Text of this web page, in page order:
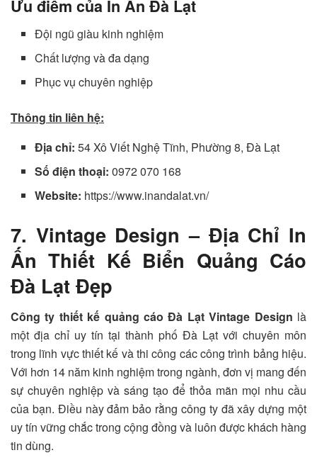
Ưu điểm của In Ấn Đà Lạt
Đội ngũ giàu kinh nghiệm
Chất lượng và đa dạng
Phục vụ chuyên nghiệp
Thông tin liên hệ:
Địa chỉ:54 Xô Viết Nghệ Tĩnh, Phường 8, Đà Lạt
Số điện thoại:0972 070 168
Website: https://www.inandalat.vn/
7. Vintage Design – Địa Chỉ In
Ấn Thiết Kế Biển Quảng Cáo
Đà Lạt Đẹp
Công ty thiết kế quảng cáo Đà Lạt Vintage Design là
một địa chỉ uy tín tại thành phố Đà Lạt với chuyên môn
trong lĩnh vực thiết kế và thi công các công trình bảng hiệu.
Với hơn 14 năm kinh nghiệm trong ngành, đơn vị mang đến
sự chuyên nghiệp và sáng tạo để thỏa mãn mọi nhu cầu
của bạn. Điều này đảm bảo rằng công ty đã xây dựng một
uy tín vững chắc trong cộng đồng và luôn được khách hàng
tin dùng.